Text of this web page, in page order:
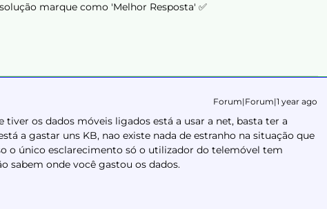
marque como 'Melhor Resposta' ✅
Forum|Forum|1 year ago
tiver os dados móveis ligados está a usar a net, basta ter a
a gastar uns KB, nao existe nada de estranho na situação que
o único esclarecimento só o utilizador do telemóvel tem
sabem onde você gastou os dados.